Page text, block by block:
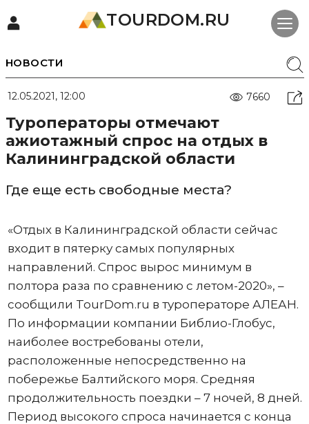
TOURDOM.RU
НОВОСТИ
12.05.2021, 12:00 7660
Туроператоры отмечают
ажиотажный спрос на отдых в
Калининградской области
Где еще есть свободные места?
«Отдых в Калининградской области сейчас
входит в пятерку самых популярных
направлений. Спрос вырос минимум в
полтора раза по сравнению с летом-2020», –
сообщили TourDom.ru в туроператоре АЛЕАН.
По информации компании Библио-Глобус,
наиболее востребованы отели,
расположенные непосредственно на
побережье Балтийского моря. Средняя
продолжительность поездки – 7 ночей, 8 дней.
Период высокого спроса начинается с конца